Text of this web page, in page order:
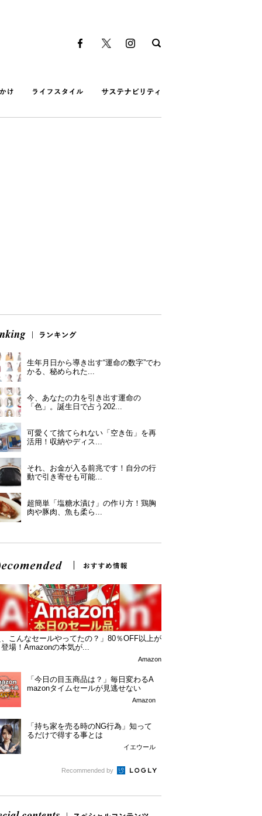
生年月日から導き出す“運命の数字”でわ
かる、秘められた...
今、あなたの力を引き出す運命の
「色」。誕生日で占う202...
可愛くて捨てられない「空き缶」を再
活用！収納やディス...
それ、お金が入る前兆です！自分の行
動で引き寄せも可能...
超簡単「塩糖水漬け」の作り方！鶏胸
肉や豚肉、魚も柔ら...
こんなセールやってたの？」80％OFF以上が
場！Amazonの本気が...
Amazon
「今日の目玉商品は？」毎日変わるA
mazonタイムセールが見逃せない
Amazon
「持ち家を売る時のNG行為」知って
るだけで得する事とは
イエウール
Recommended by